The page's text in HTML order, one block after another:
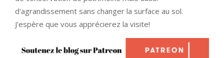
d'agrandissement sans changer la surface au sol.
J'espère que vous apprécierez la visite!